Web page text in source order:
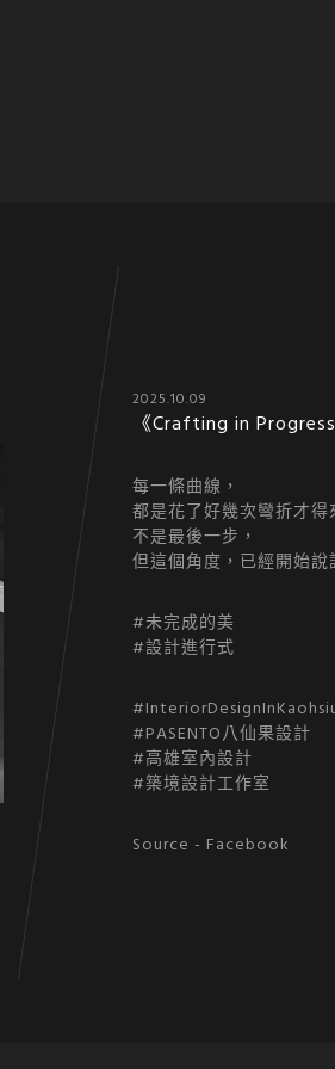
2025.10.09
《Crafting in Progress
每一條曲線，
都是花了好幾次彎折才得
不是最後一步，
但這個角度，已經開始說
#未完成的美
#設計進行式
#PASENTO八仙果設計
#高雄室內設計
#築境設計工作室
Source - Facebook